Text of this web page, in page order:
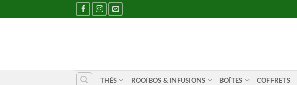
au
THÉS ROOÏBOS & INFUSIONS BOÎTES COFFRETS